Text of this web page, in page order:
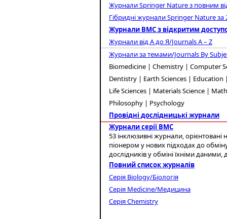
Журнали Springer Nature з повним
Гібридні журнали Springer Nature за
Журнали BMCз відкритим
Журнали від А до Я/Journals A – Z
Журнали за темами/Journals By
Biomedicine | Chemistry | Computer
Dentistry | Earth Sciences |
Life Sciences | Materials Science |
Philosophy | Psychology
Провідні дослідницькі журнали
Журнали серії BMC
53 інклюзивні журнали,
піонером у нових підходах до
дослідників у обміні їхніми
Повний список журналів
Серія Biology/Біологія
Серія Medicine/Медицина
СеріяChemistry